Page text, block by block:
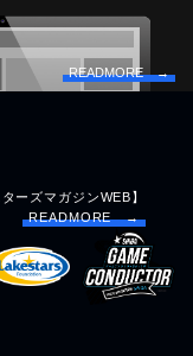
READMORE →
ーズマガジンWEB】
READMORE →